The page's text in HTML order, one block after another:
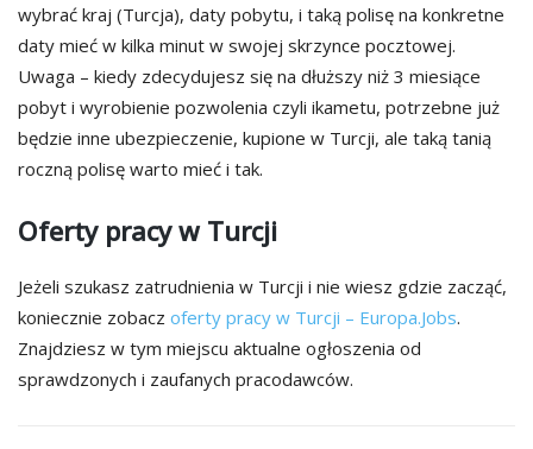
wybrać kraj (Turcja), daty pobytu, i taką polisę na konkretne
daty mieć w kilka minut w swojej skrzynce pocztowej.
Uwaga – kiedy zdecydujesz się na dłuższy niż 3 miesiące
pobyt i wyrobienie pozwolenia czyli ikametu, potrzebne już
będzie inne ubezpieczenie, kupione w Turcji, ale taką tanią
roczną polisę warto mieć i tak.
Oferty pracy w Turcji
Jeżeli szukasz zatrudnienia w Turcji i nie wiesz gdzie zacząć,
koniecznie zobacz oferty pracy w Turcji – Europa.Jobs.
Znajdziesz w tym miejscu aktualne ogłoszenia od
sprawdzonych i zaufanych pracodawców.